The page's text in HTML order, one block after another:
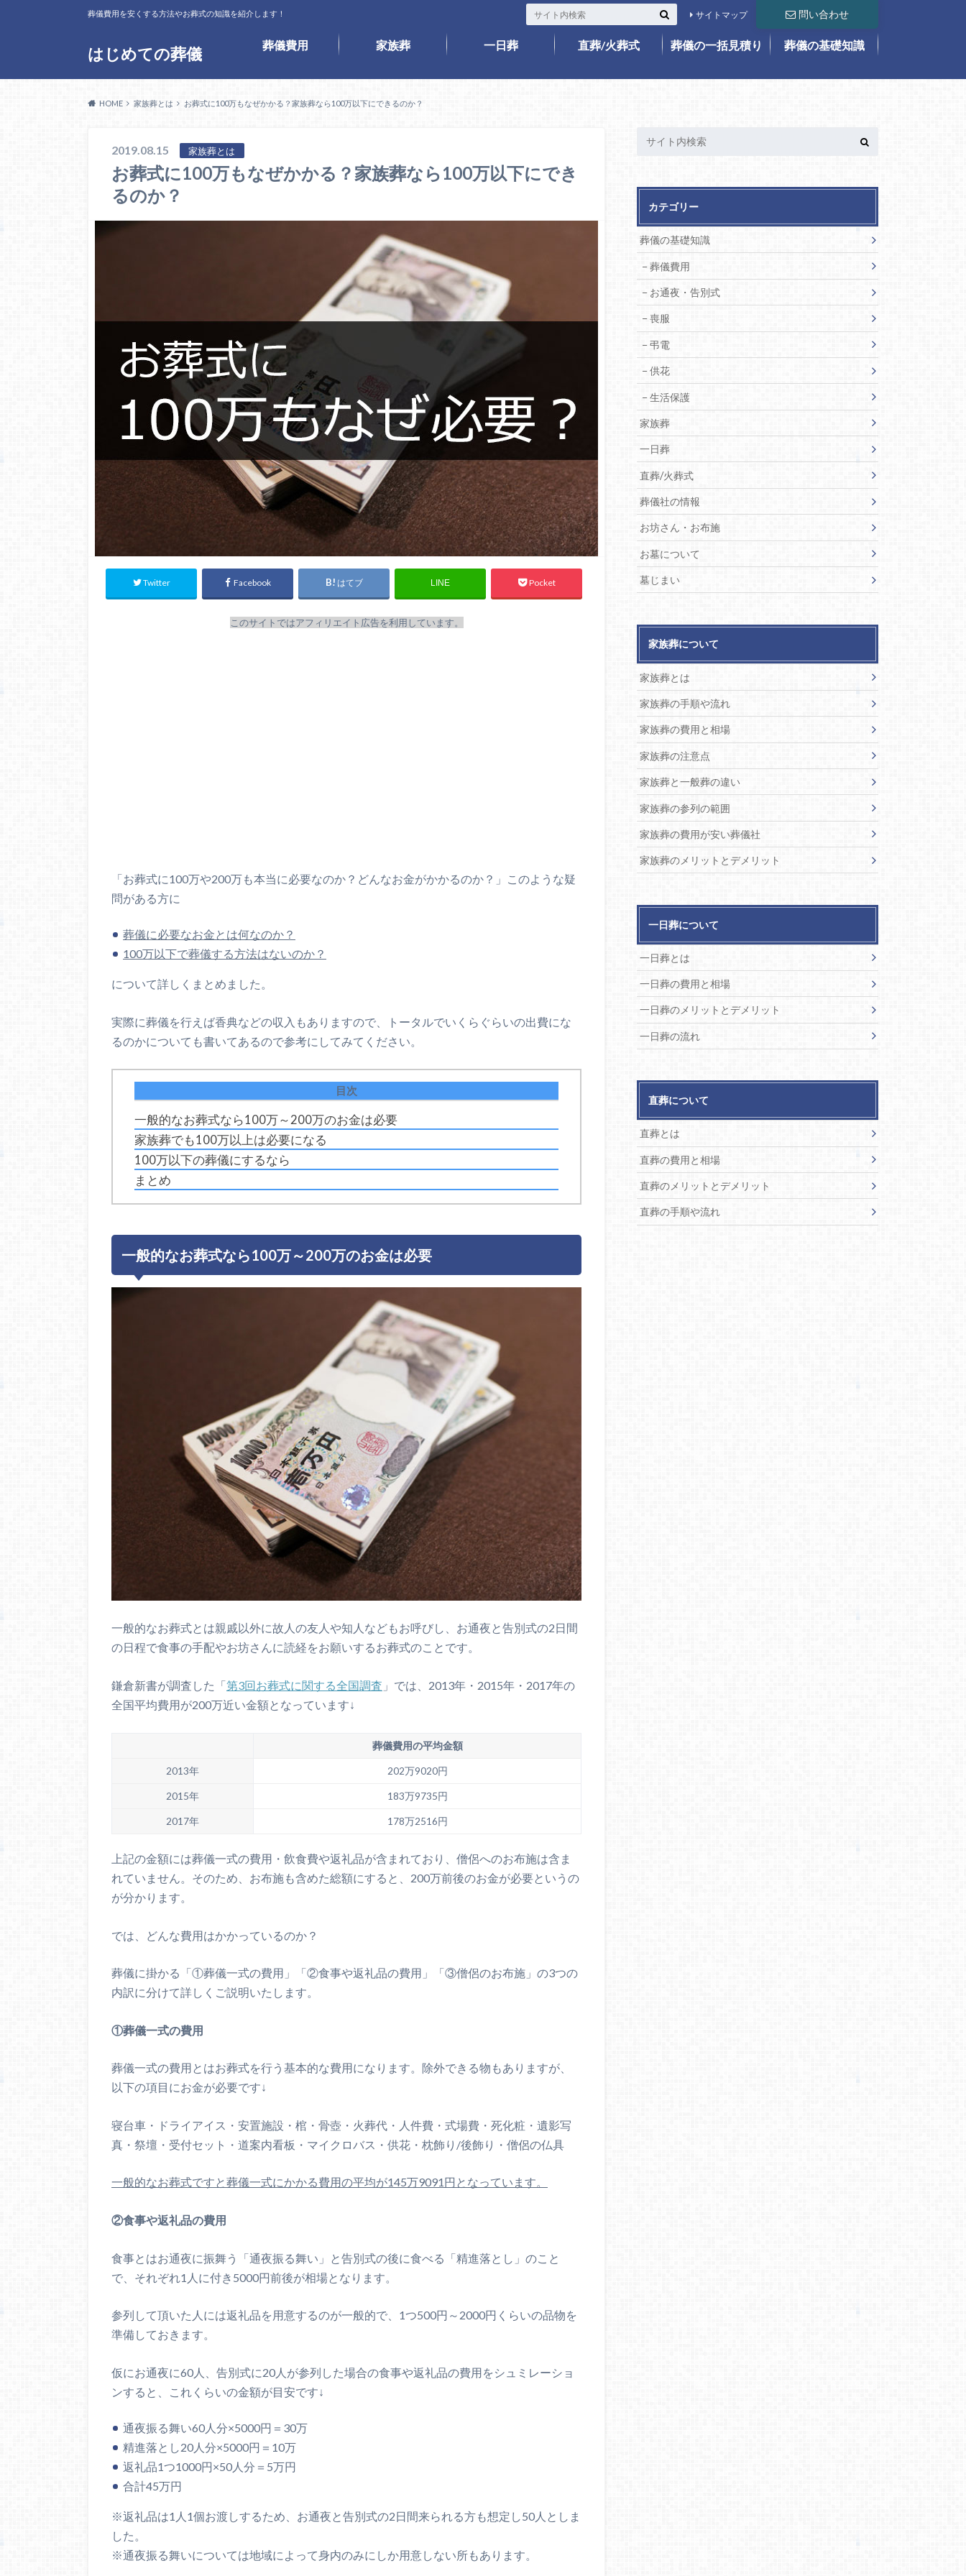
はじめての葬儀
葬儀費用を安くする方法やお葬式の知識を紹介します！ 問い合わせ
サイトマップ
葬儀費用 家族葬 一日葬 直葬/火葬式 葬儀の一括見積り 葬儀の基礎知識
HOME 家族葬とは お葬式に100万もなぜかかる？家族葬なら100万以下にできるのか？
2019.08.15 家族葬とは
お葬式に100万もなぜかかる？家族葬なら100万以下にでき
るのか？
Twitter Facebook はてブ LINE Pocket
このサイトではアフィリエイト広告を利用しています。
「お葬式に100万や200万も本当に必要なのか？どんなお金がかかるのか？」このような疑
問がある方に
葬儀に必要なお金とは何なのか？
100万以下で葬儀する方法はないのか？
について詳しくまとめました。
実際に葬儀を行えば香典などの収入もありますので、トータルでいくらぐらいの出費にな
るのかについても書いてあるので参考にしてみてください。
目次
一般的なお葬式なら100万～200万のお金は必要
家族葬でも100万以上は必要になる
100万以下の葬儀にするなら
まとめ
一般的なお葬式なら100万～200万のお金は必要
一般的なお葬式とは親戚以外に故人の友人や知人などもお呼びし、お通夜と告別式の2日間
の日程で食事の手配やお坊さんに読経をお願いするお葬式のことです。
鎌倉新書が調査した「第3回お葬式に関する全国調査 」では、2013年・2015年・2017年の
全国平均費用が200万近い金額となっています↓
葬儀費用の平均金額
2013年 202万9020円
2015年 183万9735円
2017年 178万2516円
上記の金額には葬儀一式の費用・飲食費や返礼品が含まれており、僧侶へのお布施は含ま
れていません。そのため、お布施も含めた総額にすると、200万前後のお金が必要というの
が分かります。
では、どんな費用はかかっているのか？
葬儀に掛かる「①葬儀一式の費用」「②食事や返礼品の費用」「③僧侶のお布施」の3つの
内訳に分けて詳しくご説明いたします。
①葬儀一式の費用
葬儀一式の費用とはお葬式を行う基本的な費用になります。除外できる物もありますが、
以下の項目にお金が必要です↓
寝台車・ドライアイス・安置施設・棺・骨壺・火葬代・人件費・式場費・死化粧・遺影写
真・祭壇・受付セット・道案内看板・マイクロバス・供花・枕飾り/後飾り・僧侶の仏具
一般的なお葬式ですと葬儀一式にかかる費用の平均が145万9091円となっています。
②食事や返礼品の費用
食事とはお通夜に振舞う「通夜振る舞い」と告別式の後に食べる「精進落とし」のこと
で、それぞれ1人に付き5000円前後が相場となります。
参列して頂いた人には返礼品を用意するのが一般的で、1つ500円～2000円くらいの品物を
準備しておきます。
仮にお通夜に60人、告別式に20人が参列した場合の食事や返礼品の費用をシュミレーショ
ンすると、これくらいの金額が目安です↓
通夜振る舞い60人分×5000円＝30万
精進落とし20人分×5000円＝10万
返礼品1つ1000円×50人分＝5万円
合計45万円
※返礼品は1人1個お渡しするため、お通夜と告別式の2日間来られる方も想定し50人としま
した。
※通夜振る舞いについては地域によって身内のみにしか用意しない所もあります。
カテゴリー
葬儀の基礎知識
葬儀費用
お通夜・告別式
喪服
弔電
供花
生活保護
家族葬
一日葬
直葬/火葬式
葬儀社の情報
お坊さん・お布施
お墓について
墓じまい
家族葬について
家族葬とは
家族葬の手順や流れ
家族葬の費用と相場
家族葬の注意点
家族葬と一般葬の違い
家族葬の参列の範囲
家族葬の費用が安い葬儀社
家族葬のメリットとデメリット
一日葬について
一日葬とは
一日葬の費用と相場
一日葬のメリットとデメリット
一日葬の流れ
直葬について
直葬とは
直葬の費用と相場
直葬のメリットとデメリット
直葬の手順や流れ